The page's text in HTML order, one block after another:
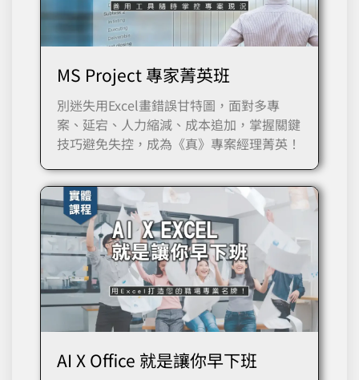
MS Project 專家菁英班
別迷失用Excel畫錯誤甘特圖，面對多專
案、延宕、人力縮減、成本追加，掌握關鍵
技巧避免失控，成為《真》專案經理菁英！
AI X Office 就是讓你早下班